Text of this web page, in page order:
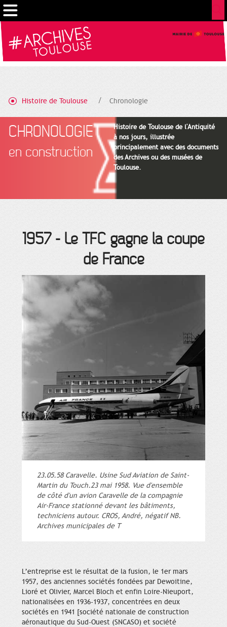
Histoire de Toulouse Chronologie
CHRONOLOGIE
en construction
Histoire de Toulouse de l'Antiquité
à nos jours, illustrée
principalement avec des documents
des Archives ou des musées de
Toulouse.
1957- Le TFC gagne la coupe
de France
23.05.58 Caravelle. Usine Sud Aviation de Saint-
Martin du Touch.23 mai 1958. Vue d'ensemble
de côté d'un avion Caravelle de la compagnie
Air-France stationné devant les bâtiments,
techniciens autour. CROS, André, négatif NB.
Archives municipales de T
L’entreprise est le résultat de la fusion, le 1er mars
1957, des anciennes sociétés fondées par Dewoitine,
Lioré et Olivier, Marcel Bloch et enfin Loire-Nieuport,
nationalisées en 1936-1937, concentrées en deux
sociétés en 1941 [société nationale de construction
aéronautique du Sud-Ouest (SNCASO) et société
Cookies management panel